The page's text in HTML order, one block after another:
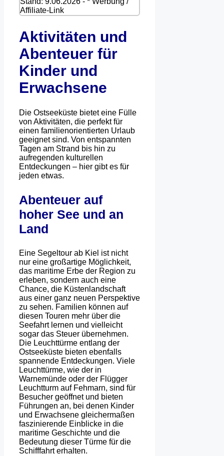
Affiliate-Link
Aktivitäten und
Abenteuer für
Kinder und
Erwachsene
Die Ostseeküste bietet eine Fülle
von Aktivitäten, die perfekt für
einen familienorientierten Urlaub
geeignet sind. Von entspannten
Tagen am Strand bis hin zu
aufregenden kulturellen
Entdeckungen – hier gibt es für
jeden etwas.
Abenteuer auf
hoher See und an
Land
Eine Segeltour ab Kiel ist nicht
nur eine großartige Möglichkeit,
das maritime Erbe der Region zu
erleben, sondern auch eine
Chance, die Küstenlandschaft
aus einer ganz neuen Perspektive
zu sehen. Familien können auf
diesen Touren mehr über die
Seefahrt lernen und vielleicht
sogar das Steuer übernehmen.
Die Leuchttürme entlang der
Ostseeküste bieten ebenfalls
spannende Entdeckungen. Viele
Leuchttürme, wie der in
Warnemünde oder der Flügger
Leuchtturm auf Fehmarn, sind für
Besucher geöffnet und bieten
Führungen an, bei denen Kinder
und Erwachsene gleichermaßen
faszinierende Einblicke in die
maritime Geschichte und die
Bedeutung dieser Türme für die
Schifffahrt erhalten.